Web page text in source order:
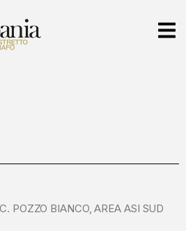
POZZO BIANCO, AREA ASI SUD